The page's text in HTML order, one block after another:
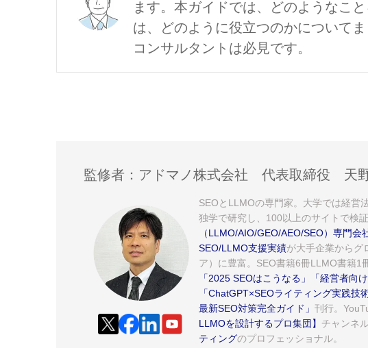
ます。本ガイドでは、どのようなこ
は、どのように役立つのかについてま
コンサルタントは必見です。
監修者：アドマノ株式会社 代表取締役 天
SEOとLLMOの専門家。大学では経営
独学で研究し、100以上のサイトで検
（LLMO/AIO/GEO/AEO/SEO）専門
SEO/LLMO支援実績が大手企業からグ
ア）に豊富。SEO書籍6冊LLMO書籍1
「2025 SEOはこうなる」
「経営者向
「ChatGPT×SEOライティング実践技術
最新SEO対策完全ガイド」 刊行。
LLMOを設計するプロ集団】 チャンネ
ティングのプロフェッショナル。